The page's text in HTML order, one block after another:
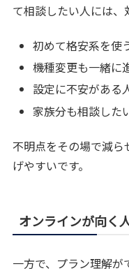
て相談したい人には、
初めて格安系を使
機種変更も一緒に
設定に不安がある
家族分も相談した
不明点をその場で減
げやすいです。
オンラインが向く
一方で、プラン理解